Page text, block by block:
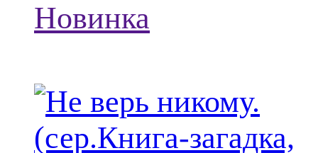
Новинка